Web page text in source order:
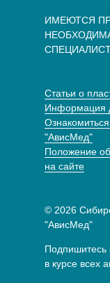
ИМЕЮТСЯ
Статьи о
Информация
"АвисМед"
Положение
на сайте
© 2026
"АвисМед"
Подпишитесь
в курсе всех